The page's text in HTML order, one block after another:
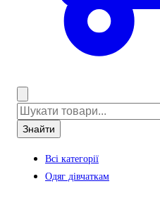
Знайти
Всі категорії
Одяг дівчаткам